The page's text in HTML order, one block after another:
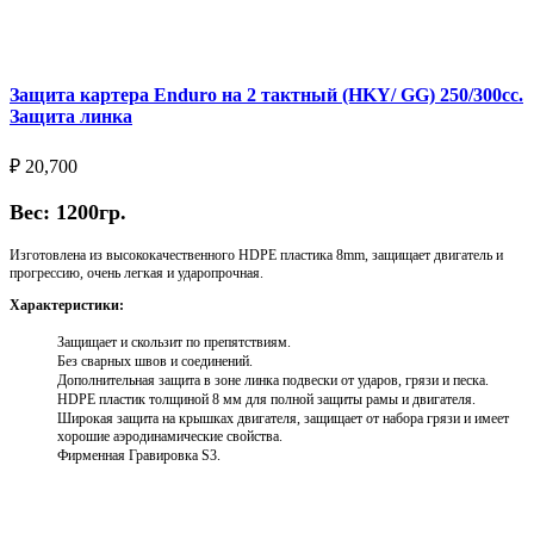
Защита картера Enduro на 2 тактный (HKY/ GG) 250/300cc.
Защита линка
₽ 20,700
Вес: 1200гр.
Изготовлена из высококачественного HDPE пластика 8mm, защищает двигатель и
прогрессию, очень легкая и ударопрочная.
Характеристики:
Защищает и скользит по препятствиям.
Без сварных швов и соединений.
Дополнительная защита в зоне линка подвески от ударов, грязи и песка.
HDPE пластик толщиной 8 мм для полной защиты рамы и двигателя.
Широкая защита на крышках двигателя, защищает от набора грязи и имеет
хорошие аэродинамические свойства.
Фирменная Гравировка S3.